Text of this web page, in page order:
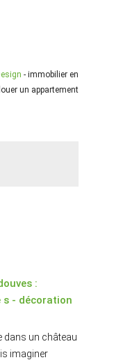
- immobilier en
un appartement
:
s - décoration
dans un château
imaginer